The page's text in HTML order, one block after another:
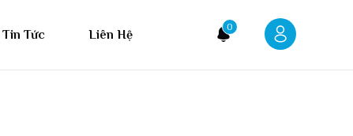
Tin Tức Liên Hệ
0